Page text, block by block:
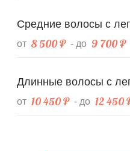
Средние волосы с
от 8 500 ₽ - до 9 700 ₽
Длинные волосы с
от 10 450 ₽ - до 12 450